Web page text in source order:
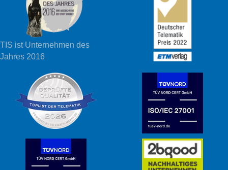
TIS ist Unternehmen des
Jahres 2016